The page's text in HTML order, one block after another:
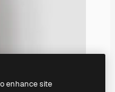
enhance site